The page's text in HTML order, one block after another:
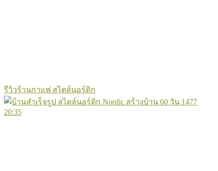
รีวิวร้านกาแฟ สไตล์นอร์ดิก
1477
20:35